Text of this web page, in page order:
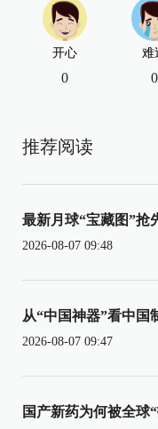
开心
0
难
0
推荐阅读
最新月球“宝藏图”抢
2026-08-07 09:48
从“中国神器”看中国
2026-08-07 09:47
国产新药为何被全球